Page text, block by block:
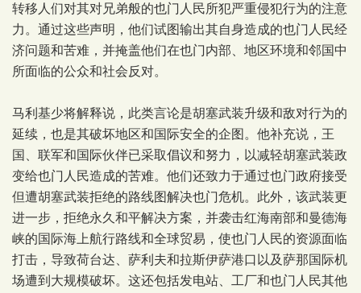
转移人们对其对兄弟般的也门人民所犯严重侵犯行为的注意
力。通过这些声明，他们试图输出其自身造成的也门人民经
济问题和苦难，并掩盖他们在也门内部、地区环境和邻国中
所面临的公众和社会反对。
马利基少将解释说，此类言论是胡塞武装升级和敌对行为的
延续，也是其破坏地区和国际安全的企图。他补充说，王
国、联军和国际伙伴已采取倡议和努力，以减轻胡塞武装政
变给也门人民造成的苦难。他们还致力于通过也门政府接受
但遭胡塞武装拒绝的路线图解决也门危机。此外，该武装更
进一步，拒绝永久和平解决方案，并袭击红海南部和曼德海
峡的国际海上航行路线和全球贸易，使也门人民的资源面临
打击，导致荷台达、萨利夫和拉斯伊萨港口以及萨那国际机
场遭到大规模破坏。这还包括发电站、工厂和也门人民其他